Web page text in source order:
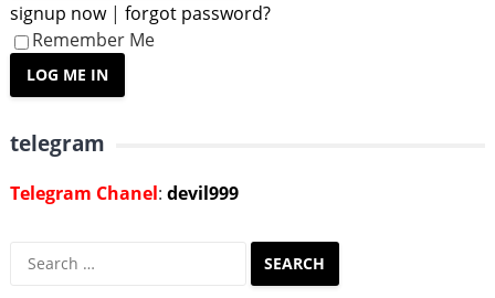
signup now| forgot password?
Remember Me
telegram
Telegram Chanel: devil999
Search